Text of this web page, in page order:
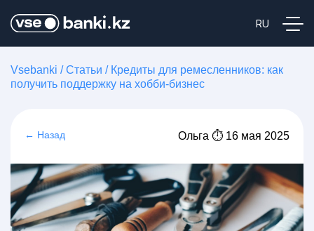
Vsebanki /Статьи / Кредиты для ремесленников: как
получить поддержку на хобби-бизнес
← Назад Ольга ⏱ 16 мая 2025